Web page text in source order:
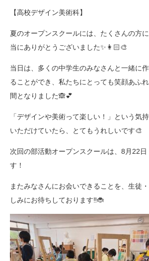
【高校デザイン美術科】
夏のオープンスクールには、たくさんの方
当にありがとうございました✨👩🏻‍🎨
当日は、多くの中学生のみなさんと一緒に
ることができ、私たちにとっても笑顔あふ
間となりました🙈💕
「デザインや美術って楽しい！」という気
いただけていたら、とてもうれしいです🎨
次回の部活動オープンスクールは、8月22日
す！
またみなさんにお会いできることを、生徒
しみにお待ちしております‼️🐞